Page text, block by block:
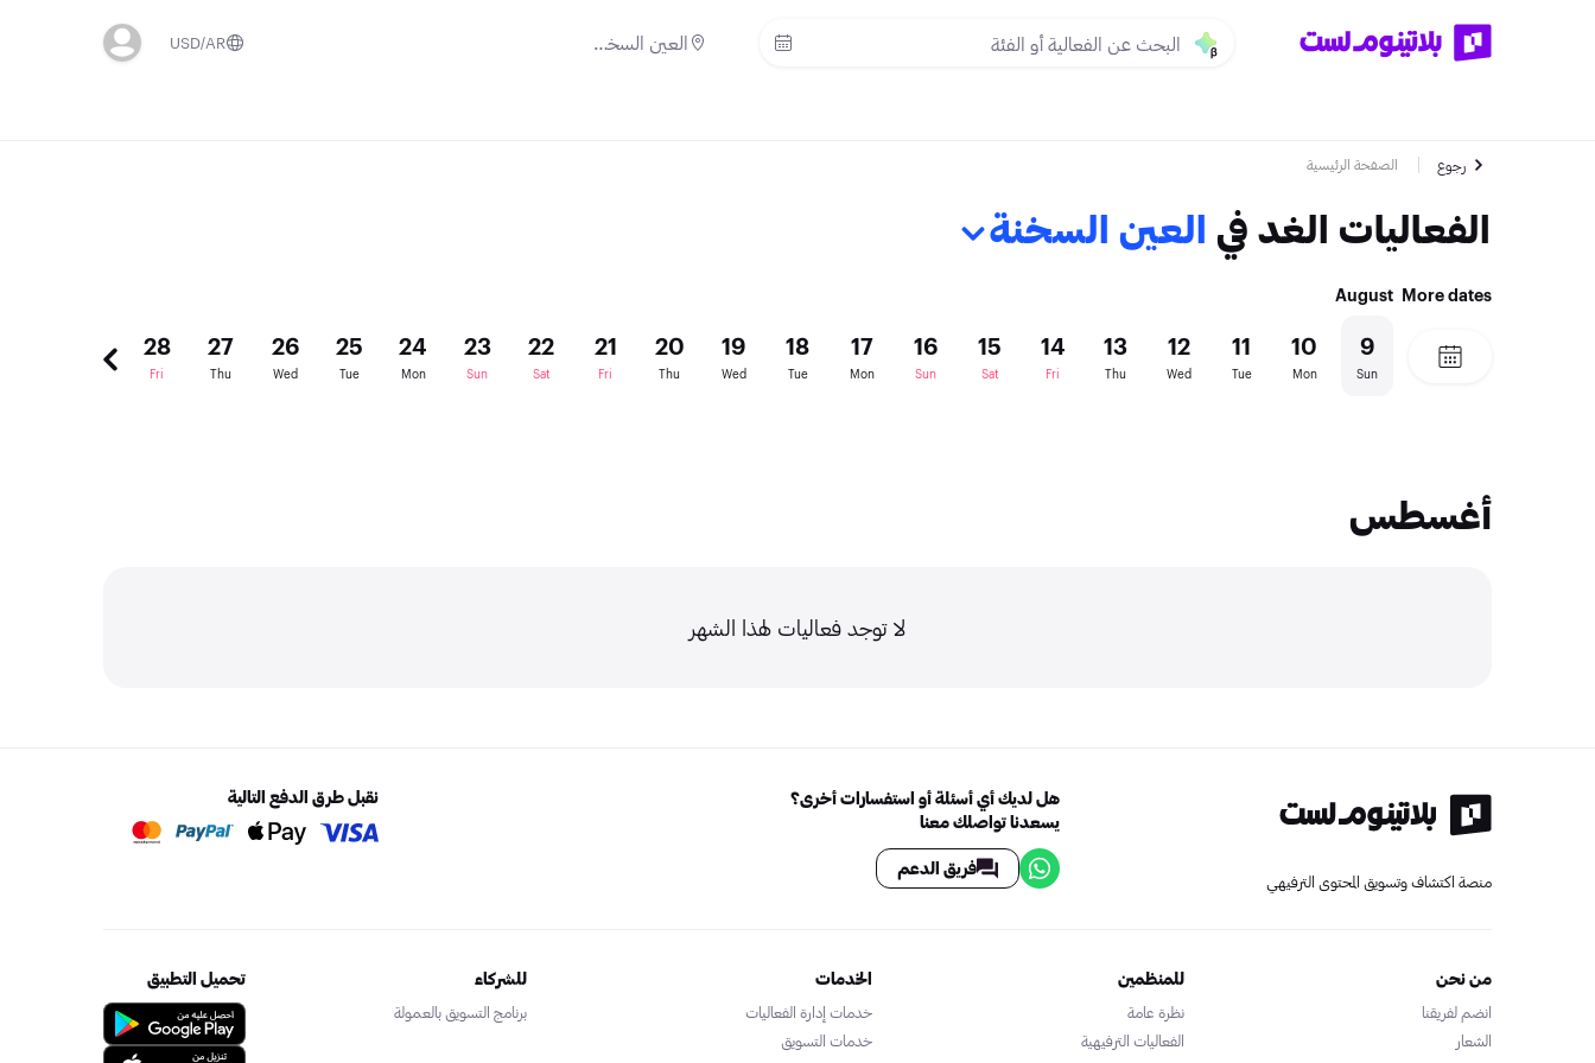
العين السخنة AR
USD
رجوع الصفحة الرئيسية
الفعاليات الغد في العين السخنة
More dates
August
9
Sun
10
Mon
11
Tue
12
Wed
13
Thu
14
Fri
15
Sat
16
Sun
17
Mon
18
Tue
19
Wed
20
Thu
21
Fri
22
Sat
23
Sun
24
Mon
25
Tue
26
Wed
27
Thu
28
Fri
أغسطس
لا توجد فعاليات لهذا الشهر
منصة اكتشاف وتسويق المحتوى الترفيهي
هل لديك أي أسئلة أو استفسارات أخرى؟
يسعدنا تواصلك معنا
فريق الدعم
نقبل طرق الدفع التالية
من نحن
انضم لفريقنا
الشعار
للمنظمين
نظرة عامة
الفعاليات الترفيهية
الخدمات
خدمات إدارة الفعاليات
خدمات التسويق
للشركاء
برنامج التسويق بالعمولة
تحميل التطبيق